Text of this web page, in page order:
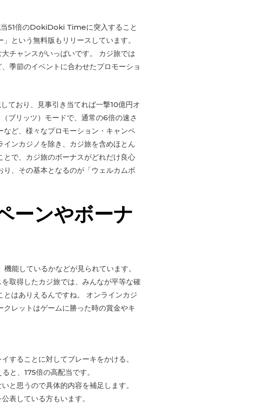
当51倍のDokiDoki Timeに突入すること
という無料版もリリースしています。
チャンスがいっぱいです。 カジ旅では
季節のイベントに合わせたプロモーショ
ており、見事引き当てれば一撃10億円オ
ブリッツ）モードで、通常の6倍の速さ
ど、様々なプロモーション・キャンペ
ンカジノを除き、カジ旅を含めほとん
で、カジ旅のボーナスがどれだけ良心
、その基本となるのが「ウェルカムボ
ーンやボーナ
能しているかなどが見られています。
取得したカジ旅では、みんなが平等な確
はありえるんですね。 オンラインカジ
レットはゲームに勝った時の賞金やキ
することに対してブレーキをかける。
と、175倍の高配当です。
と思うので具体的内容を補足します。
表している方もいます。